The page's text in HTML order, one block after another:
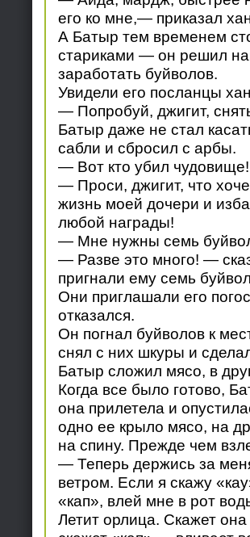
его ко мне,— приказал
А Батыр тем временем
стариками — он решил
заработать буйволов.
Увидели его посланцы
— Попробуй, джигит,
Батыр даже не стал
сабли и сбросил с арбы.
— Вот кто убил
— Проси, джигит, что
жизнь моей дочери и
любой награды!
— Мне нужны семь
— Разве это много! —
пригнали ему семь
Они приглашали его
отказался.
Он погнал буйволов к
снял с них шкуры и
Батыр сложил мясо, в
Когда все было готово,
она прилетела и
одно ее крыло мясо, на
на спину. Прежде чем
— Теперь держись за
ветром. Если я скажу
«кап», влей мне в рот
Летит орлица. Скажет